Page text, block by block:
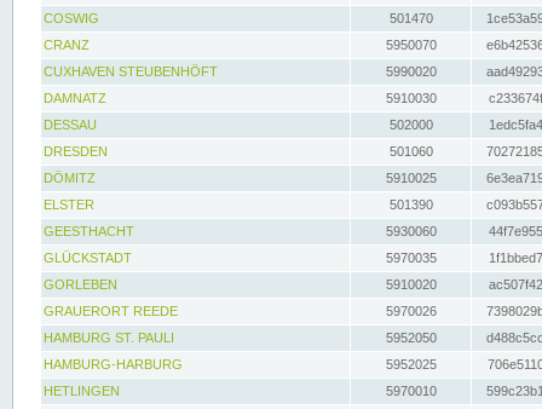
COSWIG
501470
CRANZ
5950070
CUXHAVEN STEUBENHÖFT
5990020
DAMNATZ
5910030
DESSAU
502000
DRESDEN
501060
DÖMITZ
5910025
ELSTER
501390
GEESTHACHT
5930060
GLÜCKSTADT
5970035
GORLEBEN
5910020
GRAUERORT REEDE
5970026
HAMBURG ST. PAULI
5952050
HAMBURG-HARBURG
5952025
HETLINGEN
5970010